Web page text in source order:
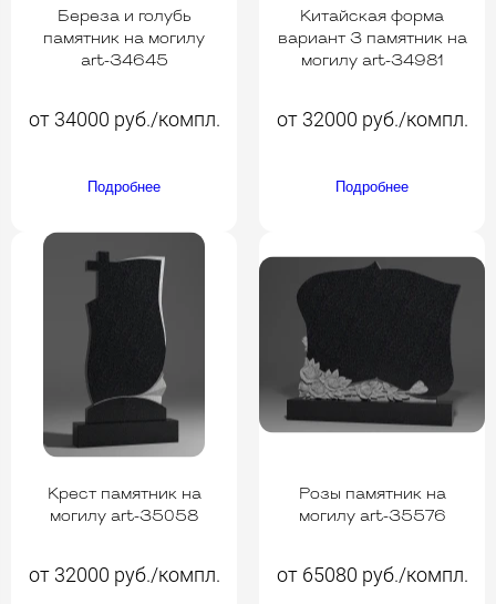
Береза и голубь
памятник на могилу
art-34645
от 34000 руб./компл.
Подробнее
Китайская форма
вариант 3 памятник на
могилу art-34981
от 32000 руб./компл.
Подробнее
Крест памятник на
могилу art-35058
от 32000 руб./компл.
Розы памятник на
могилу art-35576
от 65080 руб./компл.